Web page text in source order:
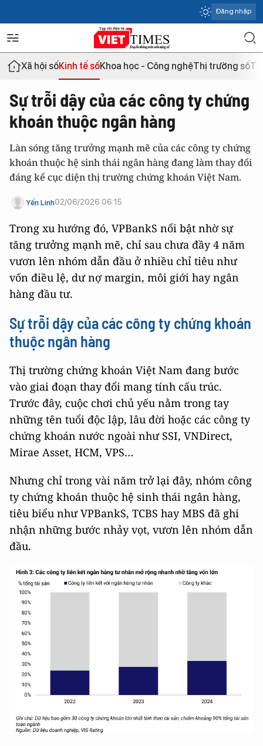
Đăng nhập
Xã hội sốKinh tế sốKhoa học - Công nghệThị trường số
Sự trỗi dậy của các công ty chứng
khoán thuộc ngân hàng
Làn sóng tăng trưởng mạnh mẽ của các công ty chứng
khoán thuộc hệ sinh thái ngân hàng đang làm thay đổi
đáng kể cục diện thị trường chứng khoán Việt Nam.
Yến Linh02/06/2026 06:15
Trong xu hướng đó, VPBankS nổi bật nhờ sự
tăng trưởng mạnh mẽ, chỉ sau chưa đầy 4 năm
vươn lên nhóm dẫn đầu ở nhiều chỉ tiêu như
vốn điều lệ, dư nợ margin, môi giới hay ngân
hàng đầu tư.
Sự trỗi dậy của các công ty chứng khoán
thuộc ngân hàng
Thị trường chứng khoán Việt Nam đang bước
vào giai đoạn thay đổi mang tính cấu trúc.
Trước đây, cuộc chơi chủ yếu nằm trong tay
những tên tuổi độc lập, lâu đời hoặc các công ty
chứng khoán nước ngoài như SSI, VNDirect,
Mirae Asset, HCM, VPS…
Nhưng chỉ trong vài năm trở lại đây, nhóm công
ty chứng khoán thuộc hệ sinh thái ngân hàng,
tiêu biểu như VPBankS, TCBS hay MBS đã ghi
nhận những bước nhảy vọt, vươn lên nhóm dẫn
đầu.